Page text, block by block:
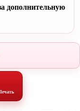
дополнительную